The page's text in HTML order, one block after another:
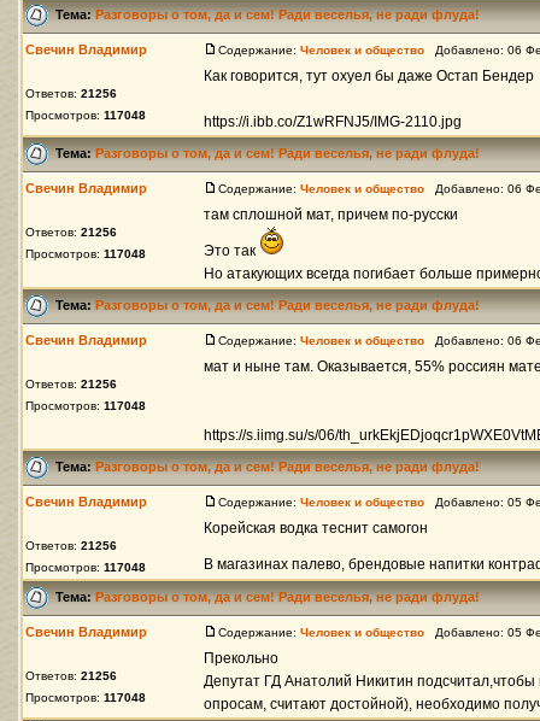
Тема:Разговоры о том, да и сем! Ради веселья, не ради флуда!
Свечин Владимир
Ответов: 21256
Просмотров: 117048
Содержание: Человек и общество Добавлено: 06
Как говорится, тут охуел бы даже Остап Бендер
https://i.ibb.co/Z1wRFNJ5/IMG-2110.jpg
Тема:Разговоры о том, да и сем! Ради веселья, не ради флуда!
Свечин Владимир
Ответов: 21256
Просмотров: 117048
Содержание: Человек и общество Добавлено: 06
там сплошной мат, причем по-русски
Это так
Но атакующих всегда погибает больше
Тема:Разговоры о том, да и сем! Ради веселья, не ради флуда!
Свечин Владимир
Ответов: 21256
Просмотров: 117048
Содержание: Человек и общество Добавлено: 06
мат и ныне там. Оказывается, 55% россиян
https://s.iimg.su/s/06/
Тема:Разговоры о том, да и сем! Ради веселья, не ради флуда!
Свечин Владимир
Ответов: 21256
Просмотров: 117048
Содержание: Человек и общество Добавлено: 05
Корейская водка теснит самогон
В магазинах палево, брендовые напитки
Тема:Разговоры о том, да и сем! Ради веселья, не ради флуда!
Свечин Владимир
Ответов: 21256
Просмотров: 117048
Содержание: Человек и общество Добавлено: 05
Прекольно
Депутат ГД Анатолий Никитин
опросам, считают достойной), необходимо